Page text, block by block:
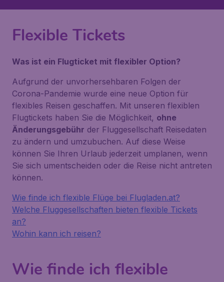
Flexible Tickets
Was ist ein Flugticket mit flexibler Option?
Aufgrund der unvorhersehbaren Folgen der
Corona-Pandemie wurde eine neue Option für
flexibles Reisen geschaffen. Mit unseren flexiblen
Flugtickets haben Sie die Möglichkeit, ohne
Änderungsgebühr der Fluggesellschaft Reisedaten
zu ändern und umzubuchen. Auf diese Weise
können Sie Ihren Urlaub jederzeit umplanen, wenn
Sie sich umentscheiden oder die Reise nicht antreten
können.
Wie finde ich flexible Flüge bei Flugladen.at?
Welche Fluggesellschaften bieten flexible Tickets
an?
Wohin kann ich reisen?
Wie finde ich flexible